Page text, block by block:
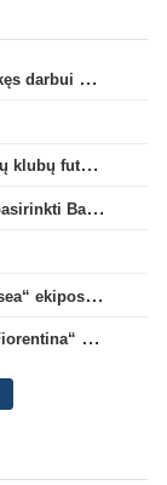
L. Puccinelli: „P. Hojbergas yra visiškai susitelkęs darbui Marselyje“
M. Palestra: „Man „Chelsea“ – vienas didžiausių klubų futbole“
Paaiškėjo, kas turėjo įtakos Rodri sprendimui pasirinkti Barselonos pusę
X. Alonso: „Esu patenkintas dabartiniais „Chelsea“ ekipos vartininkais“
F. Mastanuono oficialiai sezonui skolinamas „Fiorentina“ ekipai